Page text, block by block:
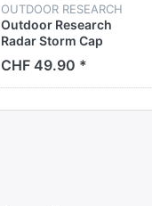
OUTDOOR RESEARCH
Outdoor Research
Radar Storm Cap
CHF 49.90 *